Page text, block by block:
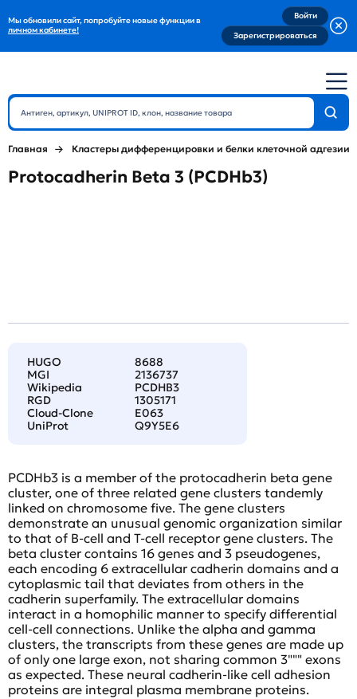
Мы обновили сайт, попробуйте новые функции в
личном кабинете!
Войти
Зарегистрироваться
Главная Кластеры дифференцировки и белки клеточной адгезии
Protocadherin Beta 3 (PCDHb3)
HUGO
8688
MGI
2136737
Wikipedia
PCDHB3
RGD
1305171
Cloud-Clone
E063
UniProt
Q9Y5E6
PCDHb3 is a member of the protocadherin beta gene
cluster, one of three related gene clusters tandemly
linked on chromosome five. The gene clusters
demonstrate an unusual genomic organization similar
to that of B-cell and T-cell receptor gene clusters. The
beta cluster contains 16 genes and 3 pseudogenes,
each encoding 6 extracellular cadherin domains and a
cytoplasmic tail that deviates from others in the
cadherin superfamily. The extracellular domains
interact in a homophilic manner to specify differential
cell-cell connections. Unlike the alpha and gamma
clusters, the transcripts from these genes are made up
of only one large exon, not sharing common 3""" exons
as expected. These neural cadherin-like cell adhesion
proteins are integral plasma membrane proteins.